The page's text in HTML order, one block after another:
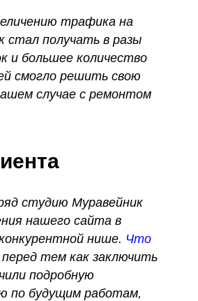
трафика на
стал получать в разы
и большее количество
смогло решить свою
случае с ремонтом
студию Муравейник
нашего сайта в
нише. Что
перед тем как заключить
подробную
по будущим работам,